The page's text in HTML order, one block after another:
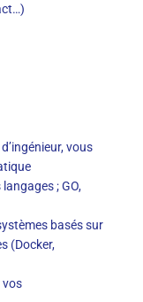
vous
; GO,
basés sur
(Docker,
vos